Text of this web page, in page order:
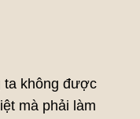
ta không được
mà phải làm